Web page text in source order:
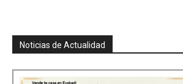
Noticias de Actualidad